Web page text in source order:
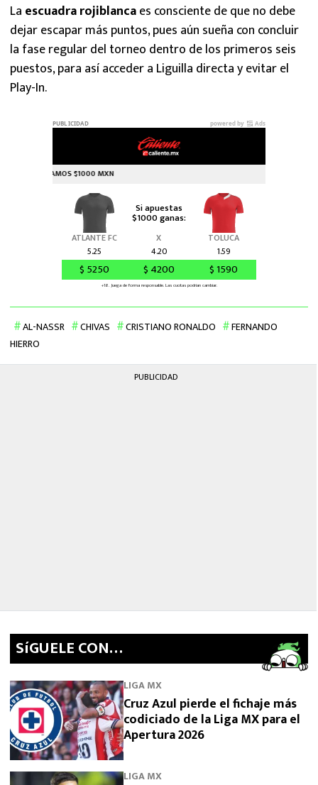
La escuadra rojiblancaes consciente de que no debe
dejar escapar más puntos, pues aún sueña con concluir
la fase regular del torneo dentro de los primeros seis
puestos, para así acceder a Liguilla directa y evitar el
Play-In.
AL-NASSR CHIVAS CRISTIANO RONALDO
FERNANDO
HIERRO
PUBLICIDAD
SíGUELE CON…
LIGA MX
Cruz Azul pierde el fichaje más
codiciado de la Liga MX para el
Apertura 2026
LIGA MX